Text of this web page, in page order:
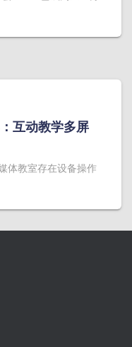
互动教学多屏
体教室存在设备操作